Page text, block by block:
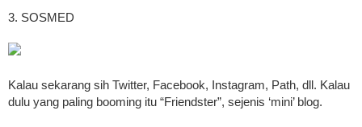
3. SOSMED
Kalau sekarang sih Twitter, Facebook, Instagram, Path, dll. Kalau
dulu yang paling booming itu “Friendster”, sejenis ‘mini’ blog.